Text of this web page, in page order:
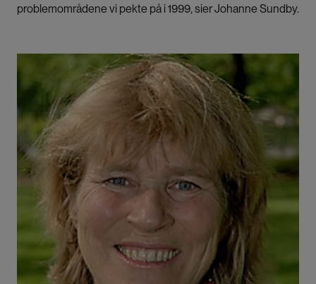
problemområdene vi pekte på i 1999, sier Johanne Sundby.